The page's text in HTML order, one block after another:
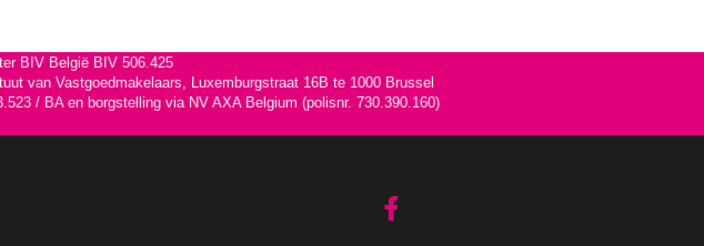
BIV België BIV 506.425
van Vastgoedmakelaars, Luxemburgstraat 16B te 1000 Brussel
/ BA en borgstelling via NV AXA Belgium (polisnr. 730.390.160)